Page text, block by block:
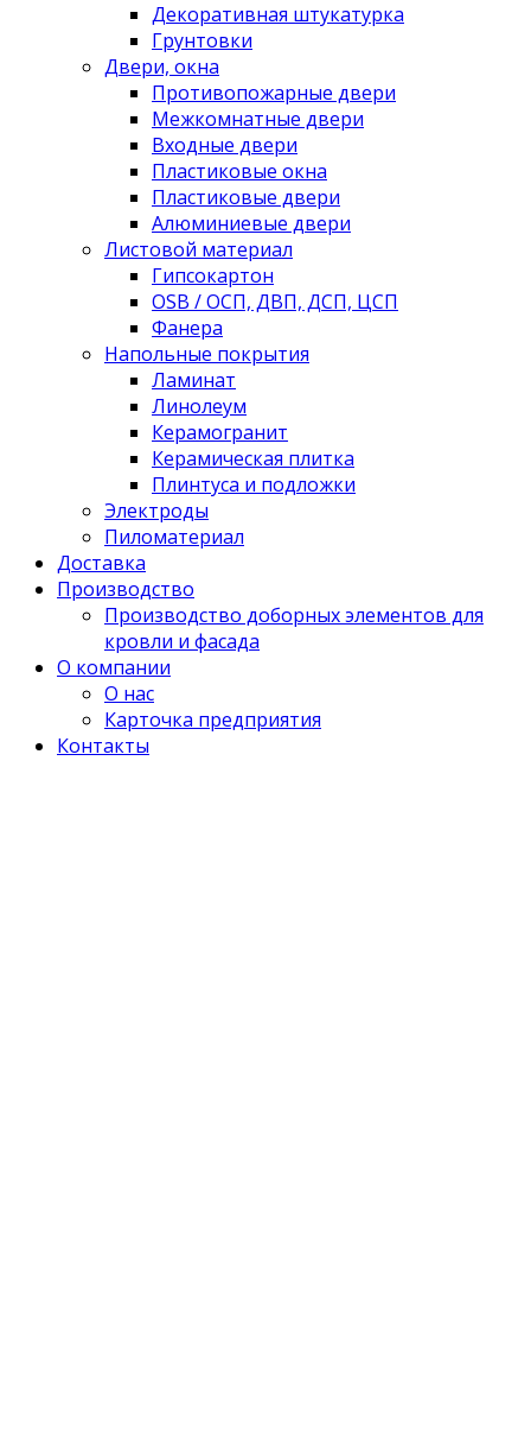
Декоративная штукатурка
Грунтовки
Двери, окна
Противопожарные двери
Межкомнатные двери
Входные двери
Пластиковые окна
Пластиковые двери
Алюминиевые двери
Листовой материал
Гипсокартон
OSB / ОСП, ДВП, ДСП, ЦСП
Фанера
Напольные покрытия
Ламинат
Линолеум
Керамогранит
Керамическая плитка
Плинтуса и подложки
Электроды
Пиломатериал
Доставка
Производство
Производство доборных элементов для
кровли и фасада
О компании
О нас
Карточка предприятия
Контакты